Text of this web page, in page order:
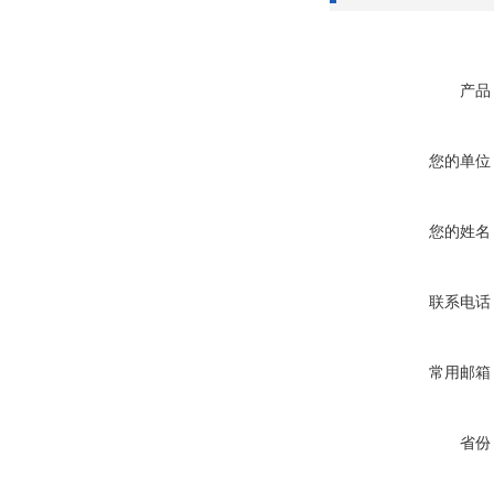
产品
您的单位
您的姓名
联系电话
常用邮箱
省份